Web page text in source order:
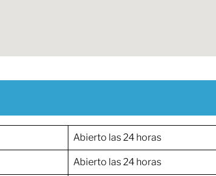
Abierto las 24 horas
Abierto las 24 horas